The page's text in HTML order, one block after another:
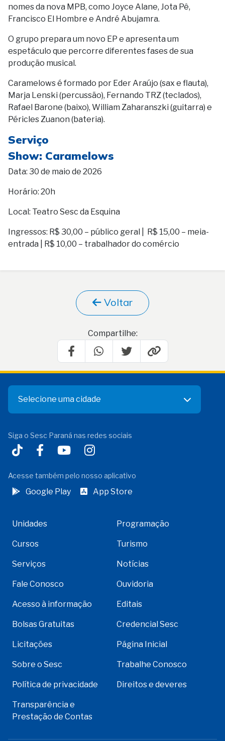
nomes da nova MPB, como Joyce Alane, Jota Pê,
Francisco El Hombre e André Abujamra.
O grupo prepara um novo EP e apresenta um
espetáculo que percorre diferentes fases de sua
produção musical.
Caramelows é formado por Eder Araújo (sax e flauta),
Marja Lenski (percussão), Fernando TRZ (teclados),
Rafael Barone (baixo), William Zaharanszki (guitarra) e
Péricles Zuanon (bateria).
Serviço
Show: Caramelows
Data: 30 de maio de 2026
Horário: 20h
Local: Teatro Sesc da Esquina
Ingressos: R$ 30,00 – público geral | R$ 15,00 – meia-
entrada | R$ 10,00 – trabalhador do comércio
Voltar
Compartilhe:
Selecione uma cidade
Siga o Sesc Paraná nas redes sociais
Acesse também pelo nosso aplicativo
Google Play App Store
Unidades Programação
Cursos Turismo
Serviços Notícias
Fale Conosco Ouvidoria
Acesso à informação Editais
Bolsas Gratuitas Credencial Sesc
Licitações Página Inicial
Sobre o Sesc Trabalhe Conosco
Política de privacidade Direitos e deveres
Transparência e
Prestação de Contas